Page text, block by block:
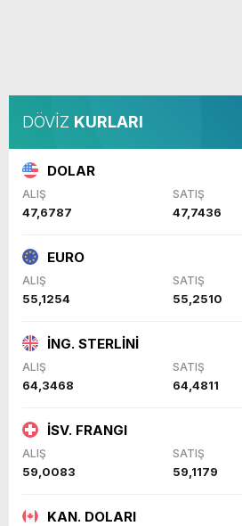
DÖVİZ KURLARI
DOLAR
ALIŞ SATIŞ
47,6787 47,7436
EURO
ALIŞ SATIŞ
55,1254 55,2510
İNG. STERLİNİ
ALIŞ SATIŞ
64,3468 64,4811
İSV. FRANGI
ALIŞ SATIŞ
59,0083 59,1179
KAN. DOLARI